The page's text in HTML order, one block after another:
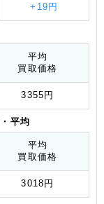
+19円
平均
買取価格
3355円
・平均
平均
買取価格
3018円